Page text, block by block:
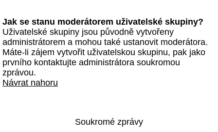
Jak se stanu moderátorem uživatelské skupiny?
Uživatelské skupiny jsou původně vytvořeny
administrátorem a mohou také ustanovit moderátora.
Máte-li zájem vytvořit uživatelskou skupinu, pak jako
prvního kontaktujte administrátora soukromou
zprávou.
Návrat nahoru
Soukromé zprávy